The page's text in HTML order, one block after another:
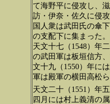
て海野平に侵攻し、
訪・伊奈・佐久に侵
国人衆は武田氏の傘
の支配下に集まった。
天文十七（1548）年
の武田軍は板垣信方
文十九（1550）年には
軍は殿軍の横田高松
天文二十（1551）年
四月には村上義清の